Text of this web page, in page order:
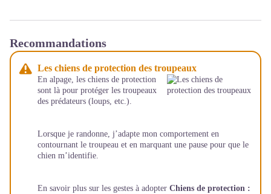
Recommandations
Les chiens de protection des troupeaux
En alpage, les chiens de protection
sont là pour protéger les troupeaux
des prédateurs (loups, etc.).
Lorsque je randonne, j’adapte mon comportement en
contournant le troupeau et en marquant une pause pour que le
chien m’identifie.
En savoir plus sur les gestes à adopter Chiens de protection :